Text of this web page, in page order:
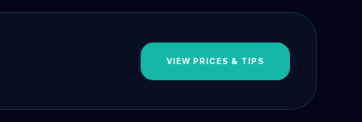
VIEW PRICES & TIPS